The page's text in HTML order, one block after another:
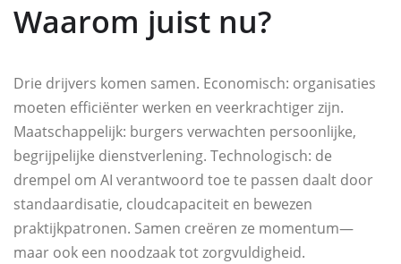
Waarom juist nu?
Drie drijvers komen samen. Economisch: organisaties
moeten efficiënter werken en veerkrachtiger zijn.
Maatschappelijk: burgers verwachten persoonlijke,
begrijpelijke dienstverlening. Technologisch: de
drempel om AI verantwoord toe te passen daalt door
standaardisatie, cloudcapaciteit en bewezen
praktijkpatronen. Samen creëren ze momentum—
maar ook een noodzaak tot zorgvuldigheid.